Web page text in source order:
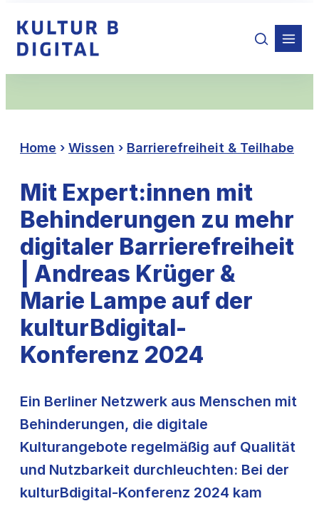
Inhalt
springen
Home › Wissen › Barrierefreiheit & Teilhabe
Mit Expert:innen mit
Behinderungen zu mehr
digitaler Barrierefreiheit
| Andreas Krüger &
Marie Lampe auf der
kulturBdigital-
Konferenz 2024
Ein Berliner Netzwerk aus Menschen mit
Behinderungen, die digitale
Kulturangebote regelmäßig auf Qualität
und Nutzbarkeit durchleuchten: Bei der
kulturBdigital-Konferenz 2024 kam